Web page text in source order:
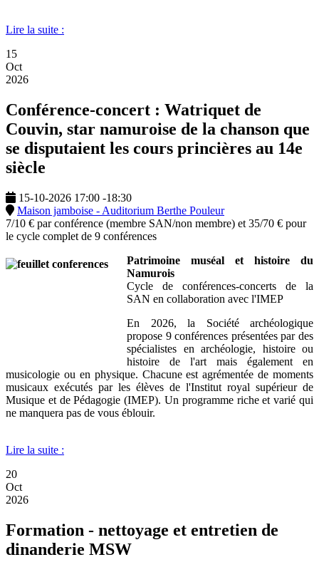
Lire la suite :
15
Oct
2026
Conférence-concert : Watriquet de
Couvin, star namuroise de la chanson que
se disputaient les cours princières au 14e
siècle
15-10-2026 17:00 -18:30
Maison jamboise - Auditorium Berthe Pouleur
7/10 € par conférence (membre SAN/non membre) et 35/70 € pour
le cycle complet de 9 conférences
Patrimoine muséal et histoire du
Namurois
Cycle de conférences-concerts de la
SAN en collaboration avec l'IMEP
En 2026, la Société archéologique
propose 9 conférences présentées par des
spécialistes en archéologie, histoire ou
histoire de l'art mais également en
musicologie ou en physique. Chacune est agrémentée de moments
musicaux exécutés par les élèves de l'Institut royal supérieur de
Musique et de Pédagogie (IMEP). Un programme riche et varié qui
ne manquera pas de vous éblouir.
Lire la suite :
20
Oct
2026
Formation - nettoyage et entretien de
dinanderie MSW